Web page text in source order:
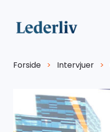
Forside > Intervjuer >